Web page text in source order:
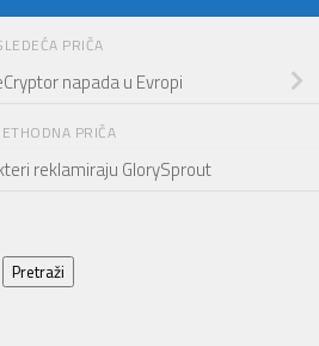
PRIČA
napada u Evropi
PRIČA
reklamiraju GlorySprout
Pretraži